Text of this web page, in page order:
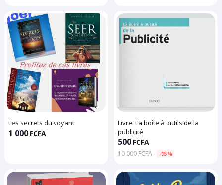
Les secrets du voyant
1 000 FCFA
Livre: La boîte à outils de la
publicité
500 FCFA
10 000 FCFA -95%